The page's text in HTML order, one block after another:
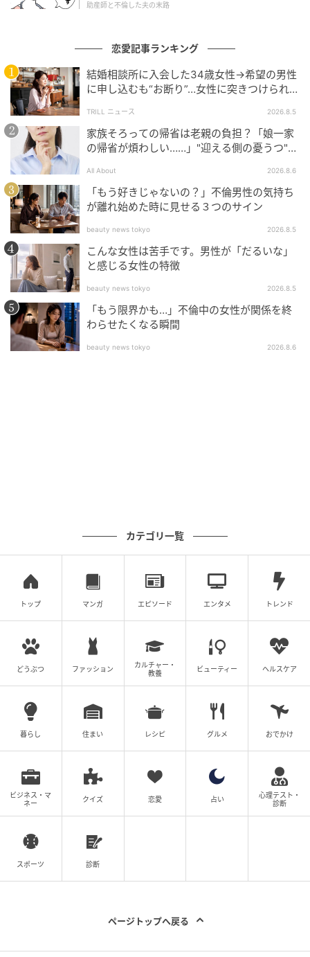
助産師と不倫した夫の末路
恋愛記事ランキング
結婚相談所に入会した34歳女性→希望の男性
に申し込むも“お断り”…女性に突きつけられた
TRILL ニュース 2026.8.5
家族そろっての帰省は老親の負担？「娘一家
の帰省が煩わしい……」"迎える側の憂うつ"の
All About 2026.8.6
「もう好きじゃないの？」不倫男性の気持ち
が離れ始めた時に見せる３つのサイン
beauty news tokyo 2026.8.5
こんな女性は苦手です。男性が「だるいな」
と感じる女性の特徴
beauty news tokyo 2026.8.5
「もう限界かも…」不倫中の女性が関係を終
わらせたくなる瞬間
beauty news tokyo 2026.8.6
カテゴリ一覧
トップ マンガ エピソード エンタメ トレンド
どうぶつ ファッション
カルチャー・
教養
ビューティー ヘルスケア
暮らし 住まい レシピ グルメ おでかけ
ビジネス・マ
ネー
クイズ 恋愛 占い
心理テスト・
診断
スポーツ 診断
ページトップへ戻る